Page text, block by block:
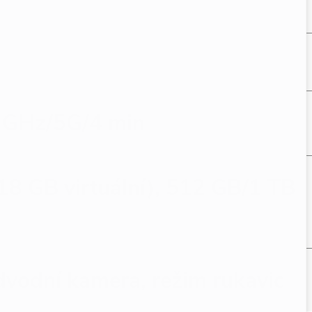
GB virtuální), 512 GB/1 TB
kamera, režim rukavic